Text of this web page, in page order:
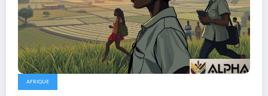
AFRIQUE